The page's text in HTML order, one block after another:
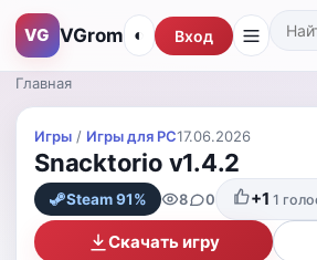
VG VGrom ◐ Вход
Главная
Игры / Игры для PС17.06.2026
Snacktorio v1.4.2
Steam 91% 8 0 +1 1
Скачать игру